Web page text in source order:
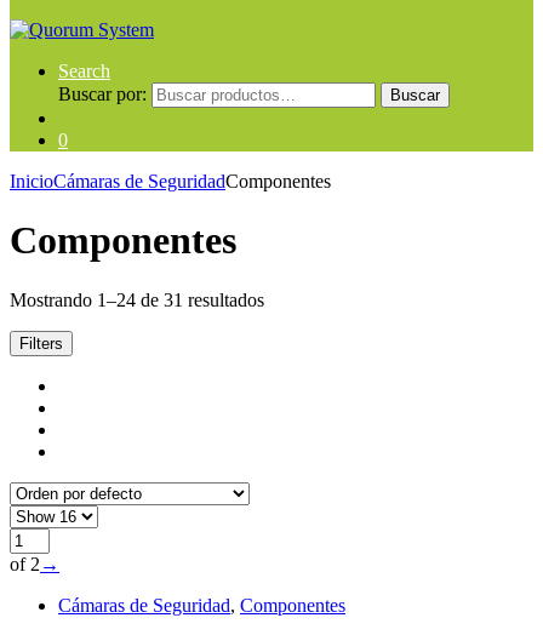
Search
Buscar por:
Buscar
0
InicioCámaras de SeguridadComponentes
Componentes
Mostrando 1–24 de 31 resultados
Filters
of 2 →
Cámaras de Seguridad, Componentes